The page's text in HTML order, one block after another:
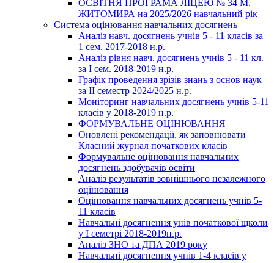
ОСВІТНЯ ПРОГРАМА ЛІЦЕЮ № 34 М.
ЖИТОМИРА на 2025/2026 навчальний рік
Система оцінювання навчальних досягнень
Аналіз навч. досягнень учнів 5 - 11 класів за
1 сем. 2017-2018 н.р.
Аналіз рівня навч. досягнень учнів 5 - 11 кл.
за І сем. 2018-2019 н.р.
Графік проведення зрізів знань з основ наук
за ІІ семестр 2024/2025 н.р.
Моніторинг навчальних досягнень учнів 5-11
класів у 2018-2019 н.р.
ФОРМУВАЛЬНЕ ОЦІНЮВАННЯ
Оновлені рекомендації, як заповнювати
Класний журнал початкових класів
Формувальне оцінювання навчальних
досягнень здобувачів освіти
Аналіз результатів зовнішнього незалежного
оцінювання
Оцінювання навчальних досягнень учнів 5-
11 класів
Навчальні досягнення унів початкової щколи
у І семетрі 2018-2019н.р.
Аналіз ЗНО та ДПА 2019 року
Навчальні досягнення учнів 1-4 класів у